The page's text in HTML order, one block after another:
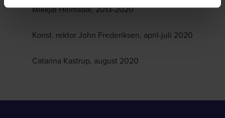
Mikkjal Helmsdal, 2013-2020
Konst. rektor John Frederiksen, april-juli 2020
Catarina Kastrup, august 2020